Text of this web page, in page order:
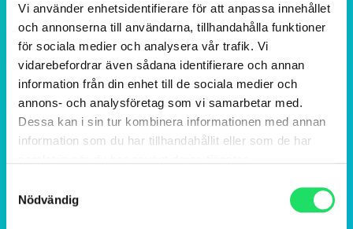
Vi använder enhetsidentifierare för att anpassa innehållet
och annonserna till användarna, tillhandahålla funktioner
för sociala medier och analysera vår trafik. Vi
vidarebefordrar även sådana identifierare och annan
information från din enhet till de sociala medier och
annons- och analysföretag som vi samarbetar med.
Dessa kan i sin tur kombinera informationen med annan
information som du har tillhandahållit eller som de har
Nödvändig